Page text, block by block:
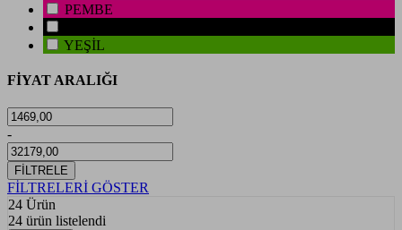
PEMBE
YEŞİL
FİYAT ARALIĞI
-
FİLTRELE
FİLTRELERİ GÖSTER
24 Ürün
24 ürün listelendi